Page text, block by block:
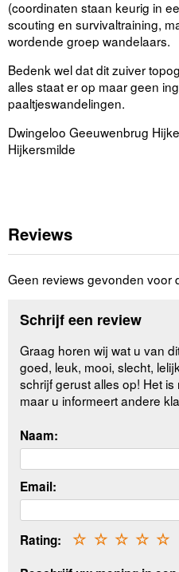
(coordinaten staan keurig in
scouting en survivaltraining,
wordende groep wandelaars.
Bedenk wel dat dit zuiver
alles staat er op maar geen
paaltjeswandelingen.
Dwingeloo Geeuwenbrug
Hijkersmilde
Reviews
Geen reviews gevonden voor
Schrijf een review
Graag horen wij wat u van
goed, leuk, mooi, slecht,
schrijf gerust alles op! Het
maar u informeert andere
Naam:
Email:
Rating: ☆
☆
☆
☆
☆